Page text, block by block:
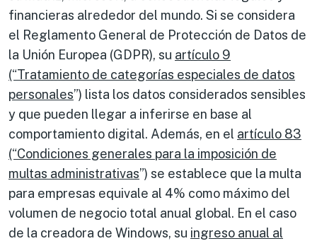
financieras alrededor del mundo. Si se considera
el Reglamento General de Protección de Datos de
la Unión Europea (GDPR), su artículo 9
(“Tratamiento de categorías especiales de datos
personales”) lista los datos considerados sensibles
y que pueden llegar a inferirse en base al
comportamiento digital. Además, en el artículo 83
(“Condiciones generales para la imposición de
multas administrativas”) se establece que la multa
para empresas equivale al 4% como máximo del
volumen de negocio total anual global. En el caso
de la creadora de Windows, su ingreso anual al